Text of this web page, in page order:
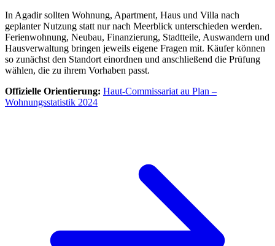
In Agadir sollten Wohnung, Apartment, Haus und Villa nach
geplanter Nutzung statt nur nach Meerblick unterschieden werden.
Ferienwohnung, Neubau, Finanzierung, Stadtteile, Auswandern und
Hausverwaltung bringen jeweils eigene Fragen mit. Käufer können
so zunächst den Standort einordnen und anschließend die Prüfung
wählen, die zu ihrem Vorhaben passt.
Offizielle Orientierung: Haut-Commissariat au Plan –
Wohnungsstatistik 2024